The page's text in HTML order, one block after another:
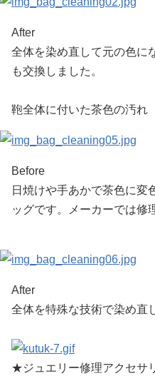
After
全体を染め直して元の色に
も交換しました。
鞄全体に付いた茶色の汚れ
Before
日焼けや手あかで茶色に変
ッグです。メーカーでは修
After
全体を特殊な技術で染め直
★ジュエリー修理アクセサ